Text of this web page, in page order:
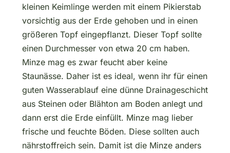
kleinen Keimlinge werden mit einem Pikierstab
vorsichtig aus der Erde gehoben und in einen
größeren Topf eingepflanzt. Dieser Topf sollte
einen Durchmesser von etwa 20 cm haben.
Minze mag es zwar feucht aber keine
Staunässe. Daher ist es ideal, wenn ihr für einen
guten Wasserablauf eine dünne Drainageschicht
aus Steinen oder Blähton am Boden anlegt und
dann erst die Erde einfüllt. Minze mag lieber
frische und feuchte Böden. Diese sollten auch
nährstoffreich sein. Damit ist die Minze anders